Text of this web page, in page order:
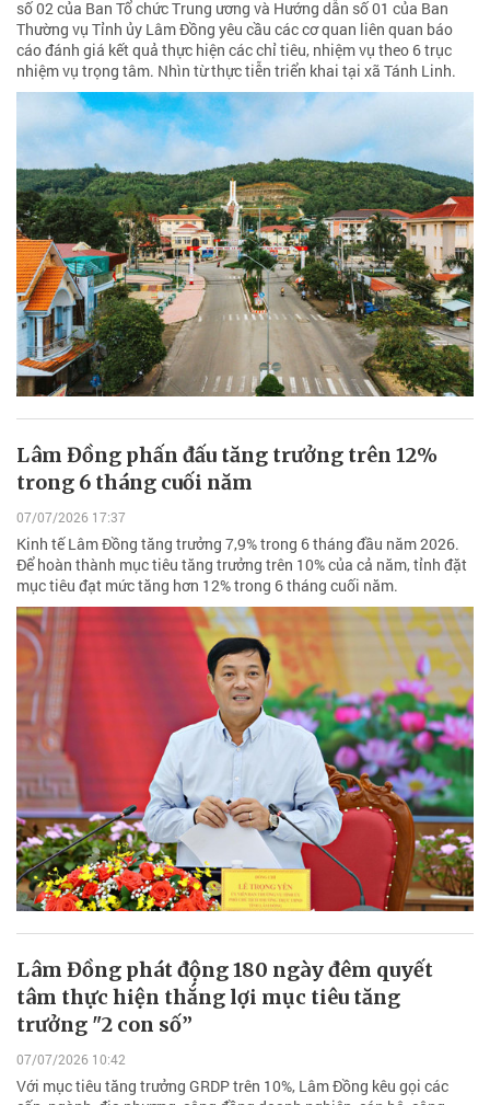
số 02 của Ban Tổ chức Trung ương và Hướng dẫn số 01 của Ban
Thường vụ Tỉnh ủy Lâm Đồng yêu cầu các cơ quan liên quan báo
cáo đánh giá kết quả thực hiện các chỉ tiêu, nhiệm vụ theo 6 trục
nhiệm vụ trọng tâm. Nhìn từ thực tiễn triển khai tại xã Tánh Linh.
Lâm Đồng phấn đấu tăng trưởng trên 12%
trong 6 tháng cuối năm
07/07/2026 17:37
Kinh tế Lâm Đồng tăng trưởng 7,9% trong 6 tháng đầu năm 2026.
Để hoàn thành mục tiêu tăng trưởng trên 10% của cả năm, tỉnh đặt
mục tiêu đạt mức tăng hơn 12% trong 6 tháng cuối năm.
Lâm Đồng phát động 180 ngày đêm quyết
tâm thực hiện thắng lợi mục tiêu tăng
trưởng "2 con số”
07/07/2026 10:42
Với mục tiêu tăng trưởng GRDP trên 10%, Lâm Đồng kêu gọi các